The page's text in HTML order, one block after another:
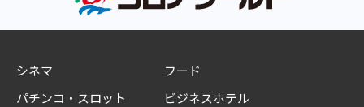
シネマ
パチンコ・スロット
フード
ビジネスホテル